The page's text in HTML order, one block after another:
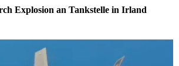
Explosion an Tankstelle in Irland